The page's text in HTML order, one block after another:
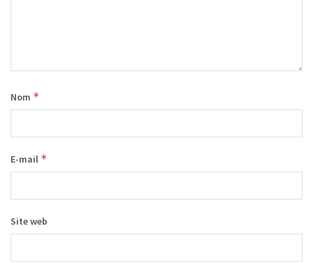
Nom *
E-mail *
Site web